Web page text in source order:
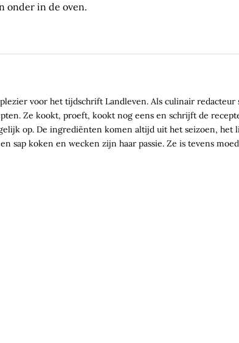
onder in de oven.
voor het tijdschrift Landleven. Als culinair redacteur
Ze kookt, proeft, kookt nog eens en schrijft de
op. De ingrediënten komen altijd uit het seizoen, het
sap koken en wecken zijn haar passie. Ze is tevens